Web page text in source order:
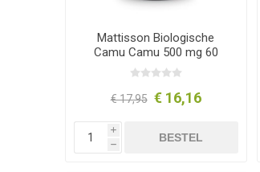
Mattisson Biologische
Camu Camu 500 mg 60
capsules
€ 17,95 € 16,16
i
h
BESTEL